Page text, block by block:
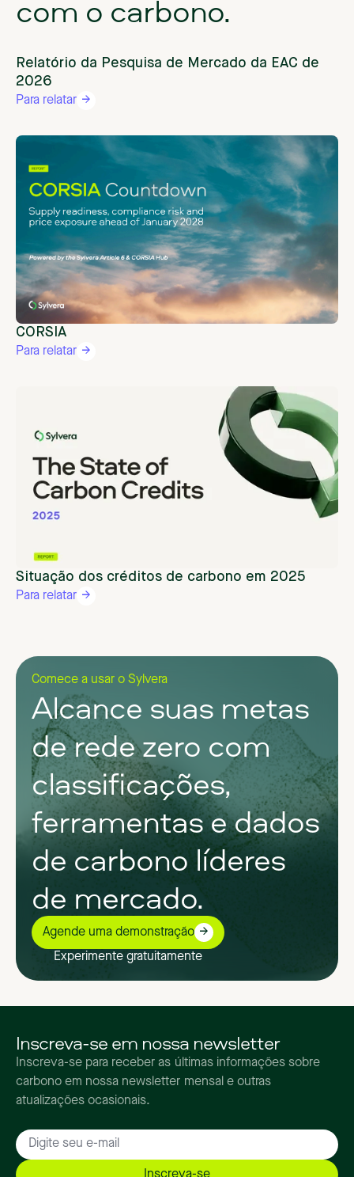
com o carbono.
Relatório da Pesquisa de Mercado da EAC de
2026
Para relatar
CORSIA
Para relatar
Situação dos créditos de carbono em 2025
Para relatar
Comece a usar o Sylvera
Alcance suas metas
de rede zero com
classificações,
ferramentas e dados
de carbono líderes
de mercado.
Agende uma demonstração
Experimente gratuitamente
Inscreva-se em nossa newsletter
Inscreva-se para receber as últimas informações sobre
carbono em nossa newsletter mensal e outras
atualizações ocasionais.